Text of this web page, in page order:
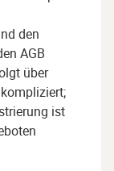
den
AGB
über
ist